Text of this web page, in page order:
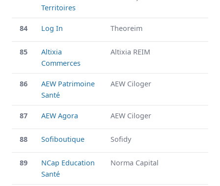
Territoires
84 Log In Theoreim
85
Altixia
Commerces
Altixia REIM
86
AEW Patrimoine
Santé
AEW Ciloger
87 AEW Agora AEW Ciloger
88 Sofiboutique Sofidy
89
NCap Education
Santé
Norma Capital